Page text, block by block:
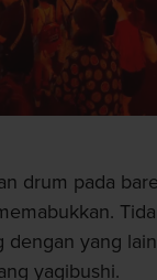
drum pada
yang
yagibushi.